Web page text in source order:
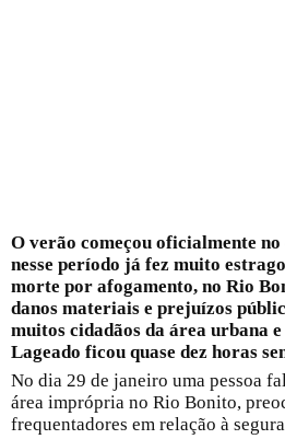
O verão começou oficialmente no
nesse período já fez muito
morte por afogamento, no Rio
danos materiais e prejuízos
muitos cidadãos da área urbana
Lageado ficou quase dez horas
No dia 29 de janeiro uma pessoa
área imprópria no Rio Bonito,
frequentadores em relação à